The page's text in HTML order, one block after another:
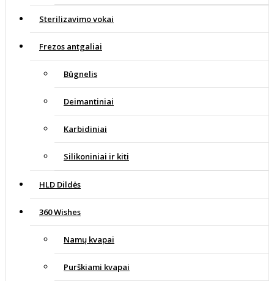
Sterilizavimo vokai
Frezos antgaliai
Būgnelis
Deimantiniai
Karbidiniai
Silikoniniai ir kiti
HLD Dildės
360 Wishes
Namų kvapai
Purškiami kvapai